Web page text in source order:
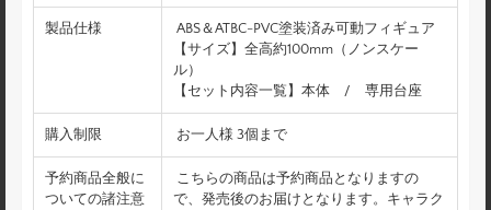
製品仕様
ABS＆ATBC-PVC塗装済み可動フィギュア
【サイズ】全高約100mm（ノンスケー
ル）
【セット内容一覧】本体 / 専用台座
購入制限 お一人様 3個まで
予約商品全般に
ついての諸注意
こちらの商品は予約商品となりますの
で、発売後のお届けとなります。キャラク